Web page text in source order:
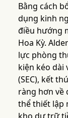
Bằng cách
dụng kinh
điều hướng
Hoa Kỳ.
lực phòng
kiện kéo dài
(SEC), kết
ràng hơn về
thể thiết lập